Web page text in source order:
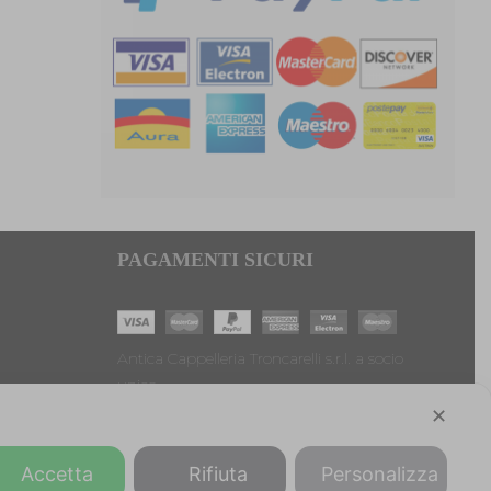
PAGAMENTI SICURI
Antica Cappelleria Troncarelli s.r.l. a socio
unico
Numero R.E.A: RM-923484
✕
Accetta Rifiuta Personalizza